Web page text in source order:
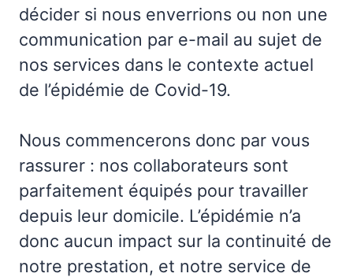
décider si nous enverrions ou non une
communication par e-mail au sujet de
nos services dans le contexte actuel
de l’épidémie de Covid-19.
Nous commencerons donc par vous
rassurer : nos collaborateurs sont
parfaitement équipés pour travailler
depuis leur domicile. L’épidémie n’a
donc aucun impact sur la continuité de
notre prestation, et notre service de